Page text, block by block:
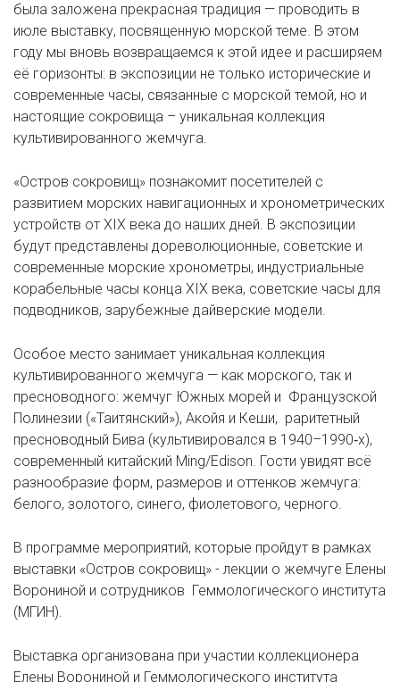
была заложена прекрасная традиция — проводить в
июле выставку, посвященную морской теме. В этом
году мы вновь возвращаемся к этой идее и расширяем
её горизонты: в экспозиции не только исторические и
современные часы, связанные с морской темой, но и
настоящие сокровища – уникальная коллекция
культивированного жемчуга.
«Остров сокровищ» познакомит посетителей с
развитием морских навигационных и хронометрических
устройств от XIX века до наших дней. В экспозиции
будут представлены дореволюционные, советские и
современные морские хронометры, индустриальные
корабельные часы конца XIX века, советские часы для
подводников, зарубежные дайверские модели.
Особое место занимает уникальная коллекция
культивированного жемчуга — как морского, так и
пресноводного: жемчуг Южных морей и Французской
Полинезии («Таитянский»), Акойя и Кеши, раритетный
пресноводный Бива (культивировался в 1940–1990‑х),
современный китайский Ming/Edison. Гости увидят всё
разнообразие форм, размеров и оттенков жемчуга:
белого, золотого, синего, фиолетового, черного.
В программе мероприятий, которые пройдут в рамках
выставки «Остров сокровищ» - лекции о жемчуге Елены
Ворониной и сотрудников Геммологического института
(МГИН).
Выставка организована при участии коллекционера
Елены Ворониной и Геммологического института